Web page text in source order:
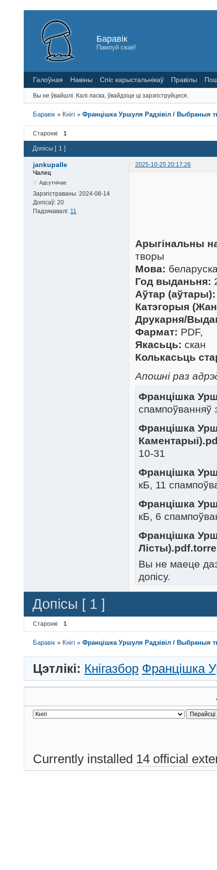
Баравік
Пампуй сваё!
Галоўная Навіны Спіс карыстальнікаў Правілы
Вы не ўвайшлі. Калі ласка, ўвайдзіце ці зарэгіструйцеся.
Баравік » Кнігі »Францішка Уршуля Радзівіл / Выбраныя
Старонкі 1
Допісы [ 1 ]
jankupalle
2025-10-25 20:17:26
Чалец
Адсутнічае
Зарэгістраваны: 2024-08-14
Допісаў: 20
Падзякавалі: 11
Арыгінальны
творы
Мова:
Год выданьня:
Аўтар (аўтары):
Катэгорыя
Друкарня/
Фармат: PDF,
Якасьць: скан
Колькасьць
Апошні раз
Францішка
Францішка
10-31
Францішка
кБ, 11
Францішка
кБ, 6
Францішка
Вы не маеце
допісу.
Допісы [ 1 ]
Старонкі 1
Баравік » Кнігі »Францішка Уршуля Радзівіл / Выбраныя
Цэтлікі: Кнігазбор Францішка
Currently installed 14 official